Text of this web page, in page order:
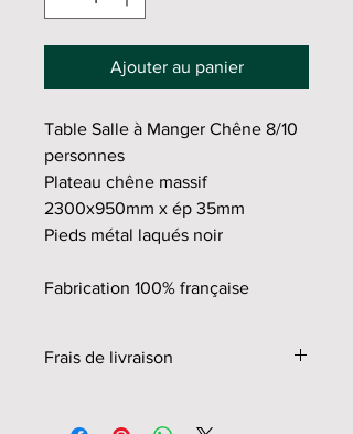
Ajouter au panier
Table Salle à Manger Chêne 8/10
personnes
Plateau chêne massif
2300x950mm x ép 35mm
Pieds métal laqués noir
Fabrication 100% française
Frais de livraison